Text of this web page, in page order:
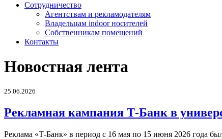
Сотрудничество
Агентствам и рекламодателям
Владельцам indoor носителей
Собственникам помещений
Контакты
Новостная лента
25.06.2026
Рекламная кампания Т-Банк в
Реклама «Т-Банк» в период с 16 мая по 15 июня 2026 года